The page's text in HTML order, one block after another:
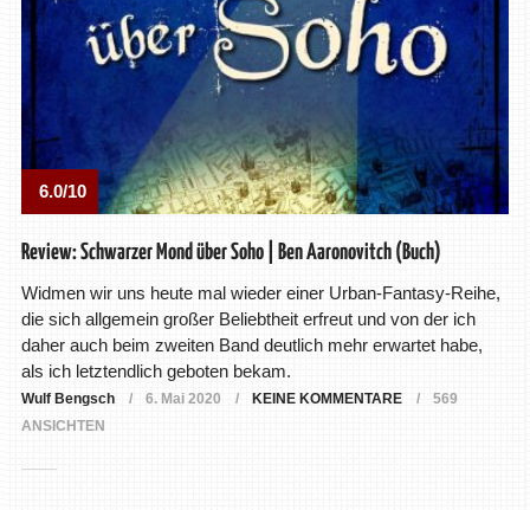
6.0/10
Review: Schwarzer Mond über Soho | Ben Aaronovitch (Buch)
Widmen wir uns heute mal wieder einer Urban-Fantasy-Reihe,
die sich allgemein großer Beliebtheit erfreut und von der ich
daher auch beim zweiten Band deutlich mehr erwartet habe,
als ich letztendlich geboten bekam.
Wulf Bengsch 6. Mai 2020 KEINE KOMMENTARE
569
ANSICHTEN